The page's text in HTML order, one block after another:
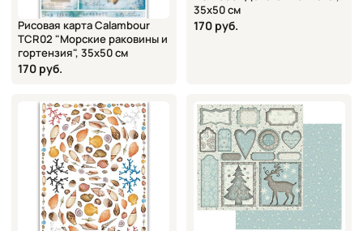
Рисовая карта Calambour
TCR02 "Морские раковины и
гортензия", 35х50 см
170 руб.
35х50 см
170 руб.